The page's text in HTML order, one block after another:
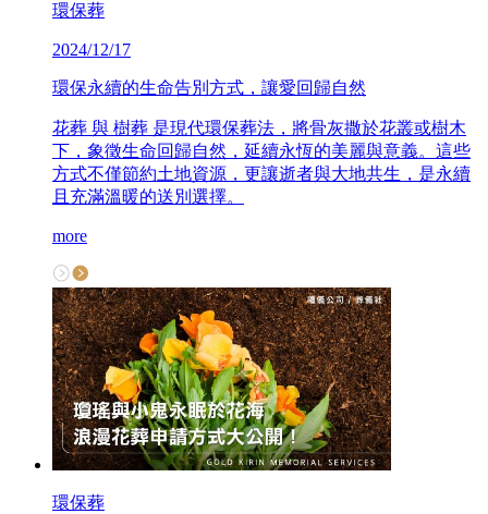
環保葬
2024/12/17
環保永續的生命告別方式，讓愛回歸自然
花葬 與 樹葬 是現代環保葬法，將骨灰撒於花叢或樹木
下，象徵生命回歸自然，延續永恆的美麗與意義。這些
方式不僅節約土地資源，更讓逝者與大地共生，是永續
且充滿溫暖的送別選擇。
more
環保葬